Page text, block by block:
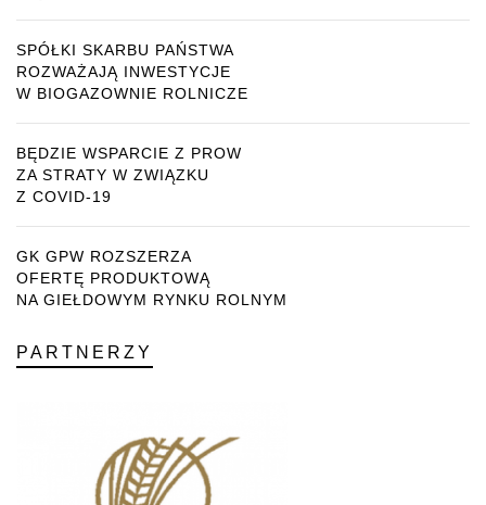
SPÓŁKI SKARBU PAŃSTWA
ROZWAŻAJĄ INWESTYCJE
W BIOGAZOWNIE ROLNICZE
BĘDZIE WSPARCIE Z PROW
ZA STRATY W ZWIĄZKU
Z COVID-19
GK GPW ROZSZERZA
OFERTĘ PRODUKTOWĄ
NA GIEŁDOWYM RYNKU ROLNYM
PARTNERZY